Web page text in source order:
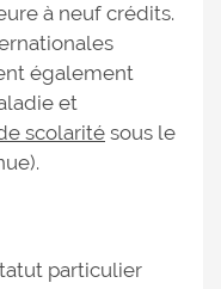
à neuf crédits.
également
et
scolarité sous le
particulier